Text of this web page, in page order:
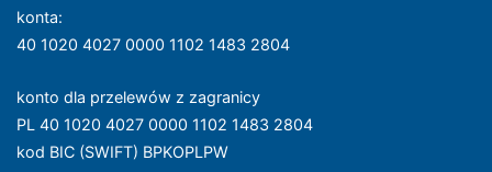
konta:
40 1020 4027 0000 1102 1483 2804
konto dla przelewów z zagranicy
PL 40 1020 4027 0000 1102 1483 2804
kod BIC (SWIFT) BPKOPLPW